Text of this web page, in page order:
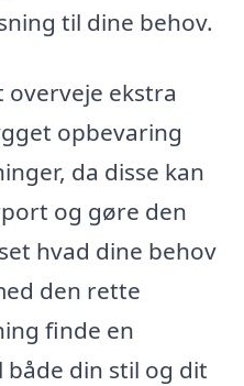
til dine behov.
overveje ekstra
opbevaring
da disse kan
og gøre den
hvad dine behov
den rette
finde en
din stil og dit